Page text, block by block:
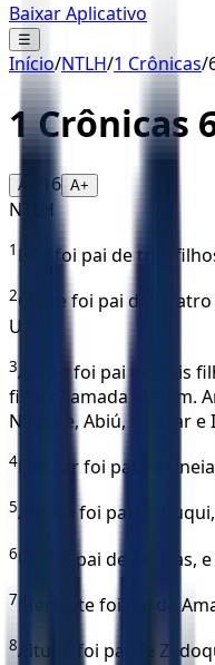
Baixar Aplicativo
☰
Início/NTLH/1 Crônicas/
1 Crônicas
A- 16 A+
NTLH
1 Levi foi pai de três
2Coate foi pai de
Uziel.
3Anrão foi pai de dois
filha chamada Míriam.
Nadabe, Abiú, Eleazar e
4 Eleazar foi pai de
5Abisua foi pai de
6Uzi foi pai de Zeraías,
7 Meraiote foi pai de
8Aitube foi pai de